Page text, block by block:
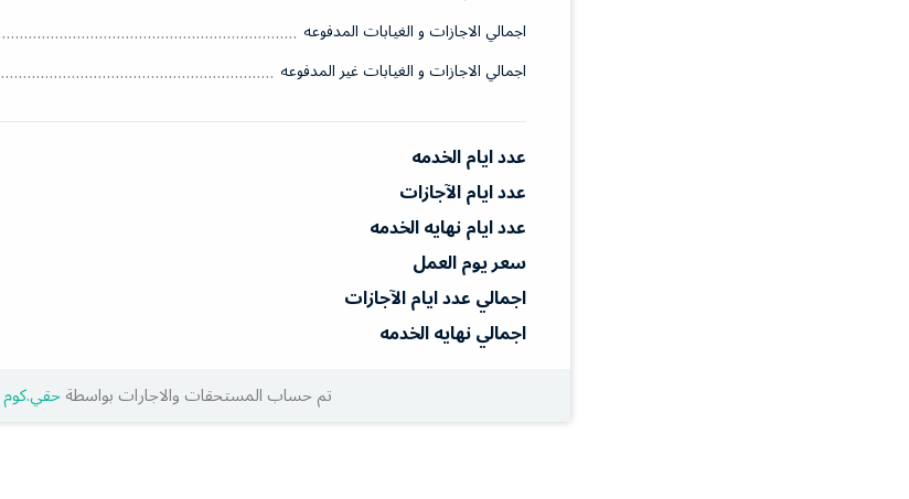
اجمالي الاجازات و الغيابات المدفوعه
اجمالي الاجازات و الغيابات غير المدفوعه
عدد ايام الخدمه
عدد ايام الآجازات
عدد ايام نهايه الخدمه
سعر يوم العمل
اجمالي عدد ايام الآجازات
اجمالي نهايه الخدمه
تم حساب المستحقات والاجارات بواسطةحقي.كوم